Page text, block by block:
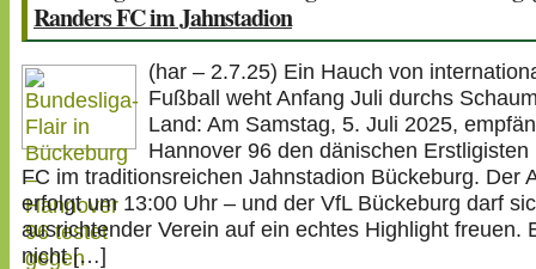
Randers FC im Jahnstadion
(har – 2.7.25) Ein Hauch von
Fußball weht Anfang Juli durchs
Land: Am Samstag, 5. Juli 2025,
Hannover 96 den dänischen Erstligisten
FC im traditionsreichen Jahnstadion Bückeburg. Der
erfolgt um 13:00 Uhr – und der VfL Bückeburg darf
ausrichtender Verein auf ein echtes Highlight freuen.
nicht […]